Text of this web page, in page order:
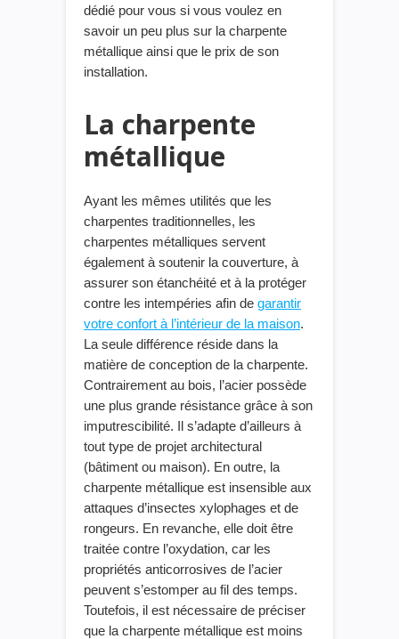
dédié pour vous si vous voulez en
savoir un peu plus sur la charpente
métallique ainsi que le prix de son
installation.
La charpente
métallique
Ayant les mêmes utilités que les
charpentes traditionnelles, les
charpentes métalliques servent
également à soutenir la couverture, à
assurer son étanchéité et à la protéger
contre les intempéries afin de garantir
votre confort à l’intérieur de la maison.
La seule différence réside dans la
matière de conception de la charpente.
Contrairement au bois, l’acier possède
une plus grande résistance grâce à son
imputrescibilité. Il s’adapte d’ailleurs à
tout type de projet architectural
(bâtiment ou maison). En outre, la
charpente métallique est insensible aux
attaques d’insectes xylophages et de
rongeurs. En revanche, elle doit être
traitée contre l’oxydation, car les
propriétés anticorrosives de l’acier
peuvent s’estomper au fil des temps.
Toutefois, il est nécessaire de préciser
que la charpente métallique est moins